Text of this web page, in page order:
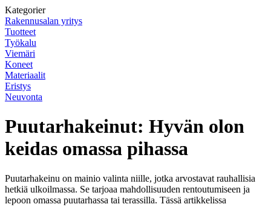
Kategorier
Rakennusalan yritys
Tuotteet
Työkalu
Viemäri
Koneet
Materiaalit
Eristys
Neuvonta
Puutarhakeinut: Hyvän olon
keidas omassa pihassa
Puutarhakeinu on mainio valinta niille, jotka arvostavat rauhallisia
hetkiä ulkoilmassa. Se tarjoaa mahdollisuuden rentoutumiseen ja
lepoon omassa puutarhassa tai terassilla. Tässä artikkelissa